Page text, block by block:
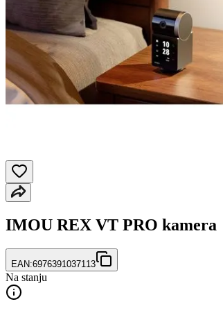
IMOU REX VT PRO kamera
EAN:6976391037113
Na stanju